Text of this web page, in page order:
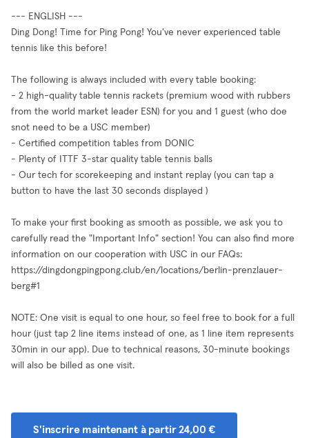
--- ENGLISH ---
Ding Dong! Time for Ping Pong! You've never experienced table
tennis like this before!
The following is always included with every table booking:
- 2 high-quality table tennis rackets (premium wood with rubbers
from the world market leader ESN) for you and 1 guest (who doe
snot need to be a USC member)
- Certified competition tables from DONIC
- Plenty of ITTF 3-star quality table tennis balls
- Our tech for scorekeeping and instant replay (you can tap a
button to have the last 30 seconds displayed )
To make your first booking as smooth as possible, we ask you to
carefully read the "Important Info" section! You can also find more
information on our cooperation with USC in our FAQs:
https://dingdongpingpong.club/en/locations/berlin-prenzlauer-
berg#1
NOTE: One visit is equal to one hour, so feel free to book for a full
hour (just tap 2 line items instead of one, as 1 line item represents
30min in our app). Due to technical reasons, 30-minute bookings
will also be billed as one visit.
S'inscrire maintenant à partir 24,00 €